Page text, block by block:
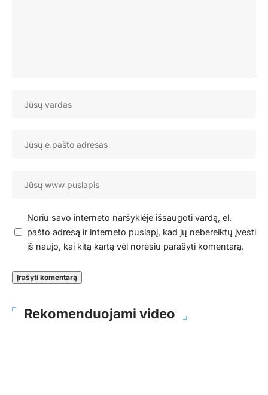
Noriu savo interneto naršyklėje išsaugoti vardą, el.
pašto adresą ir interneto puslapį, kad jų nebereiktų įvesti
iš naujo, kai kitą kartą vėl norėsiu parašyti komentarą.
Rekomenduojami video